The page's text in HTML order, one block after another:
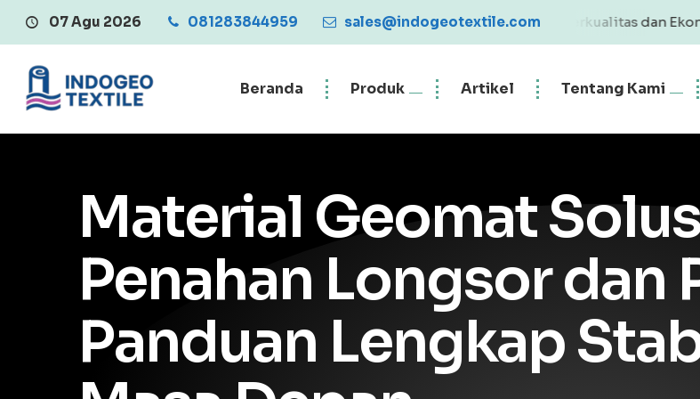
07 Agu 2026 081283844959 sales@indogeotextile.com
Central Penjualan Geotextile Berkualitas dan Ekonomis |
Beranda Produk Artikel Tentang Kami
Material Geomat
Penahan Longsor dan
Panduan Lengkap